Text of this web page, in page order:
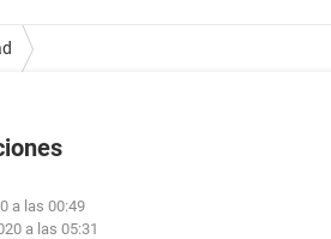
a las 00:49
a las 05:31